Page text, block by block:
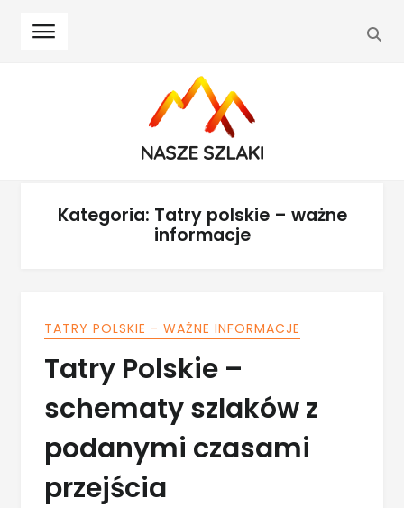
Kategoria: Tatry polskie – ważne
informacje
TATRY POLSKIE - WAŻNE INFORMACJE
Tatry Polskie –
schematy szlaków z
podanymi czasami
przejścia